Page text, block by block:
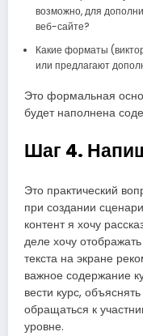
возможно, для
веб-сайте?
Какие форматы
или предлагают
Это формальная
будет наполнена
Шаг 4.
Это практический
при создании
контент я хочу
деле хочу
текста на экране
важное содержание
вести курс,
обращаться к
уровне.